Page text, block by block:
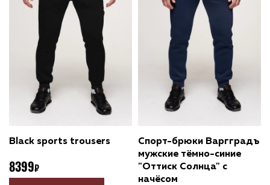
Black sports trousers
8399
Спорт-брюки Варгградъ
мужские тёмно-синие
"Оттиск Солнца" с
начёсом